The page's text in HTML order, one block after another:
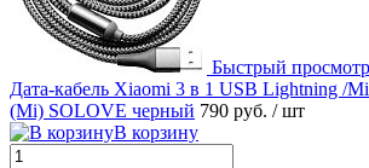
Быстрый просмотр
Дата-кабель Xiaomi 3 в 1 USB Lightning /
(Mi) SOLOVE черный 790 руб. / шт
В корзину